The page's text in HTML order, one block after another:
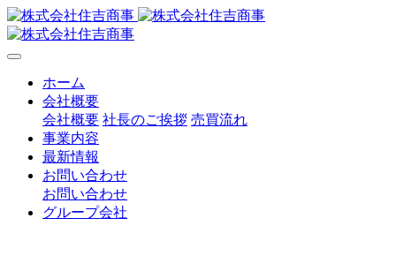
ホーム
会社概要
会社概要 社長のご挨拶 売買流れ
事業内容
最新情報
お問い合わせ
お問い合わせ
グループ会社